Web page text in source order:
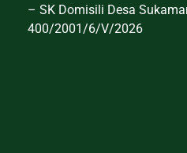
– SK Domisili Desa
400/2001/6/V/2026